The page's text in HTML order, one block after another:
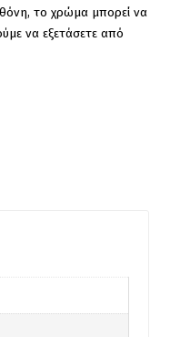
το χρώμα μπορεί να
να εξετάσετε από